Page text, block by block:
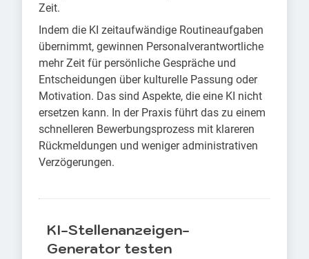
Zeit.
Indem die KI zeitaufwändige Routineaufgaben
übernimmt, gewinnen Personalverantwortliche
mehr Zeit für persönliche Gespräche und
Entscheidungen über kulturelle Passung oder
Motivation. Das sind Aspekte, die eine KI nicht
ersetzen kann. In der Praxis führt das zu einem
schnelleren Bewerbungsprozess mit klareren
Rückmeldungen und weniger administrativen
Verzögerungen.
KI-Stellenanzeigen-
Generator testen